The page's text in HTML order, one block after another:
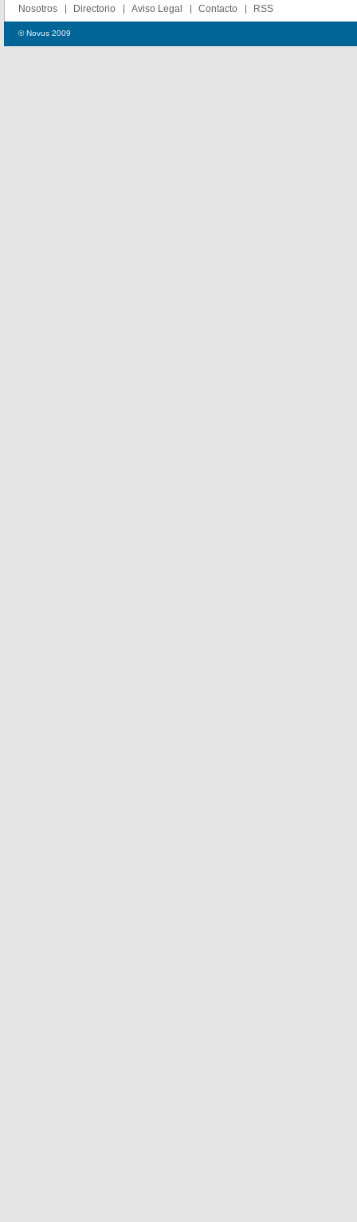
Nosotros Directorio Aviso Legal Contacto RSS
© Novus 2009